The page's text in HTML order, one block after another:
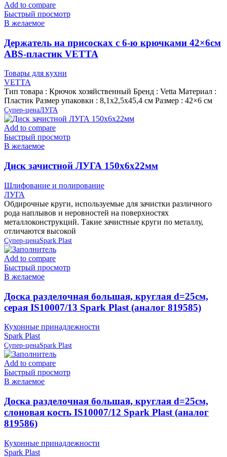
Add to compare
Быстрый просмотр
В желаемое
Держатель на присосках с 6-ю крючками 42×6см
ABS-пластик VETTA
Товары для кухни
VETTA
Тип товара : Крючок хозяйственный Бренд : Vetta Материал :
Пластик Размер упаковки : 8,1х2,5х45,4 см Размер : 42×6 см
Супер-ценаЛУГА
Add to compare
Быстрый просмотр
В желаемое
Диск зачистной ЛУГА 150х6х22мм
Шлифование и полирование
ЛУГА
Обдирочные круги, используемые для зачистки различного
рода наплывов и неровностей на поверхностях
металлоконструкций. Такие зачистные круги по металлу,
отличаются высокой
Супер-ценаSpark Plast
Add to compare
Быстрый просмотр
В желаемое
Доска разделочная большая, круглая d=25см,
серая IS10007/13 Spark Plast (аналог 819585)
Кухонные принадлежности
Spark Plast
Супер-ценаSpark Plast
Add to compare
Быстрый просмотр
В желаемое
Доска разделочная большая, круглая d=25см,
слоновая кость IS10007/12 Spark Plast (аналог
819586)
Кухонные принадлежности
Spark Plast